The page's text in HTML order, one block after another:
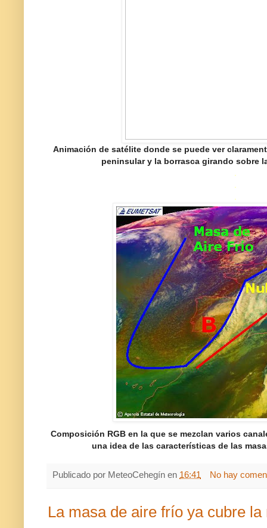
Animación de satélite donde se puede ver
peninsular y la borrasca girando sobre
.
.
.
Composición RGB en la que se mezclan varios
una idea de las características de las
Publicado por MeteoCehegín en 16:41 No hay
La masa de aire frío ya cubre